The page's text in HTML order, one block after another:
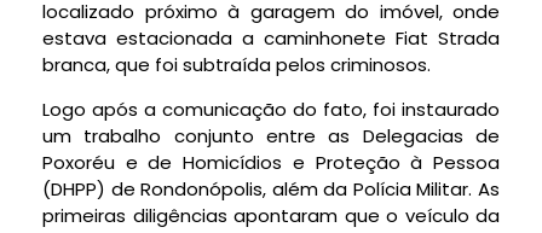
localizado próximo à garagem do imóvel, onde
estava estacionada a caminhonete Fiat Strada
branca, que foi subtraída pelos criminosos.
Logo após a comunicação do fato, foi instaurado
um trabalho conjunto entre as Delegacias de
Poxoréu e de Homicídios e Proteção à Pessoa
(DHPP) de Rondonópolis, além da Polícia Militar. As
primeiras diligências apontaram que o veículo da